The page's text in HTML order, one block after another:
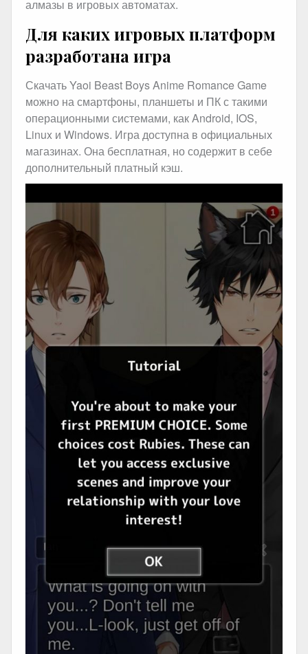
алмазы в игровых автоматах.
Для каких игровых платформ
разработана игра
Скачать Yaoi Beast Boys Anime Romance Game
можно на смартфоны, планшеты и ПК с такими
операционными системами, как Android, IOS,
Linux и Windows. Игра доступна в официальных
магазинах. Она бесплатная, но содержит в себе
дополнительный платный кэш.